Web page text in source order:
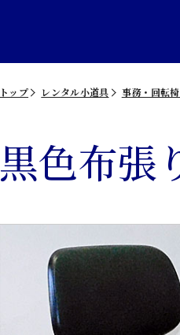
トップ レンタル小道具 事務・回転
黒色布張